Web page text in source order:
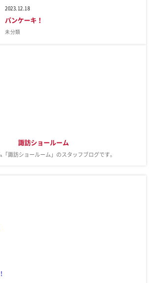
2023.12.18
未分類
パンケーキ！
諏訪ショールーム
諏訪ショールーム」のスタッフブログです。